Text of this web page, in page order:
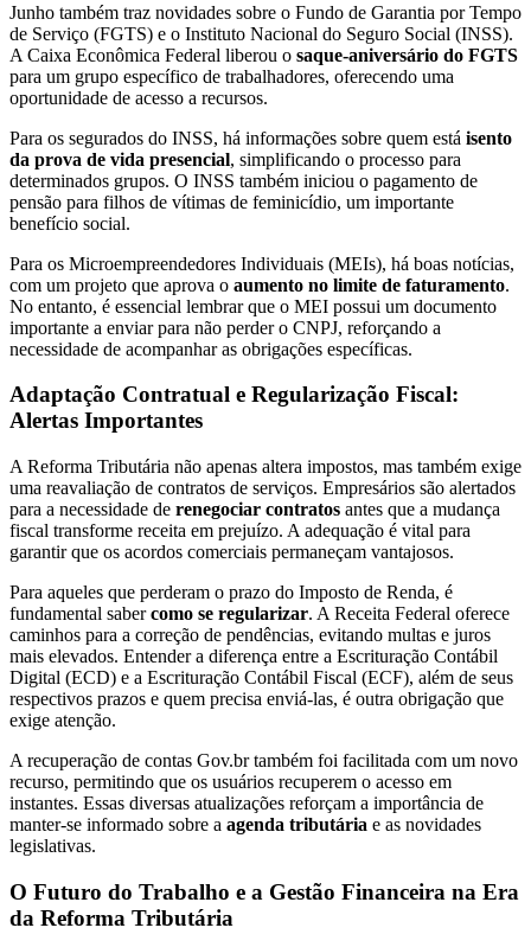
Junho também traz novidades sobre o Fundo de Garantia por Tempo
de Serviço (FGTS) e o Instituto Nacional do Seguro Social (INSS).
A Caixa Econômica Federal liberou o saque-aniversário do FGTS
para um grupo específico de trabalhadores, oferecendo uma
oportunidade de acesso a recursos.
Para os segurados do INSS, há informações sobre quem está isento
da prova de vida presencial, simplificando o processo para
determinados grupos. O INSS também iniciou o pagamento de
pensão para filhos de vítimas de feminicídio, um importante
benefício social.
Para os Microempreendedores Individuais (MEIs), há boas notícias,
com um projeto que aprova o aumento no limite de faturamento.
No entanto, é essencial lembrar que o MEI possui um documento
importante a enviar para não perder o CNPJ, reforçando a
necessidade de acompanhar as obrigações específicas.
Adaptação Contratual e Regularização Fiscal:
Alertas Importantes
A Reforma Tributária não apenas altera impostos, mas também exige
uma reavaliação de contratos de serviços. Empresários são alertados
para a necessidade de renegociar contratos antes que a mudança
fiscal transforme receita em prejuízo. A adequação é vital para
garantir que os acordos comerciais permaneçam vantajosos.
Para aqueles que perderam o prazo do Imposto de Renda, é
fundamental sabercomo se regularizar. A Receita Federal oferece
caminhos para a correção de pendências, evitando multas e juros
mais elevados. Entender a diferença entre a Escrituração Contábil
Digital (ECD) e a Escrituração Contábil Fiscal (ECF), além de seus
respectivos prazos e quem precisa enviá-las, é outra obrigação que
exige atenção.
A recuperação de contas Gov.br também foi facilitada com um novo
recurso, permitindo que os usuários recuperem o acesso em
instantes. Essas diversas atualizações reforçam a importância de
manter-se informado sobre a agenda tributária e as novidades
legislativas.
O Futuro do Trabalho e a Gestão Financeira na Era
da Reforma Tributária